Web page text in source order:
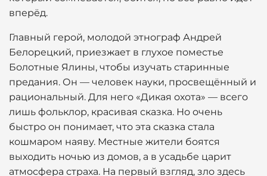
вперёд.
Главный герой, молодой этнограф Андрей
Белорецкий, приезжает в глухое поместье
Болотные Ялины, чтобы изучать старинные
предания. Он — человек науки, просвещённый и
рациональный. Для него «Дикая охота» — всего
лишь фольклор, красивая сказка. Но очень
быстро он понимает, что эта сказка стала
кошмаром наяву. Местные жители боятся
выходить ночью из домов, а в усадьбе царит
атмосфера страха. На первый взгляд, зло здесь